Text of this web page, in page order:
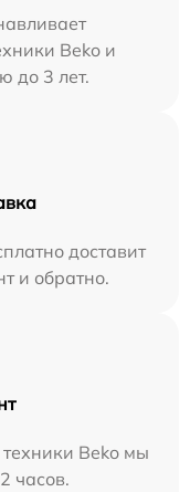
Beko и
до 3 лет.
доставит
и обратно.
Beko мы
часов.